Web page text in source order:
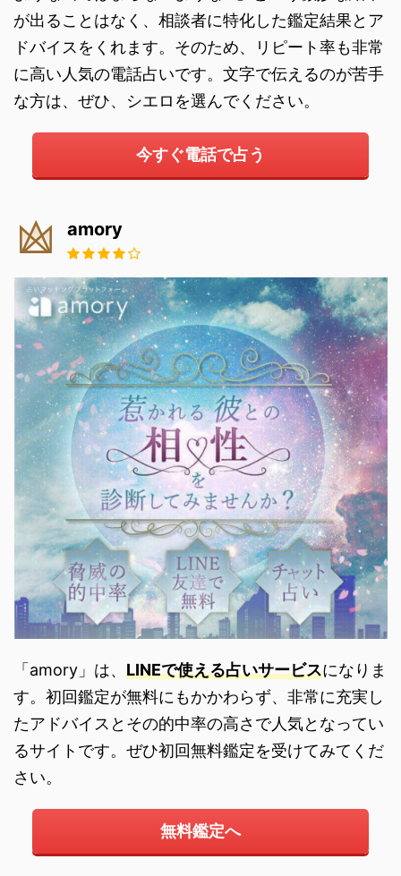
が出ることはなく、相談者に特化した鑑定結果とア
ドバイスをくれます。そのため、リピート率も非常
に高い人気の電話占いです。文字で伝えるのが苦手
な方は、ぜひ、シエロを選んでください。
今すぐ電話で占う
amory
「amory」は、 LINEで使える占いサービスになりま
す。初回鑑定が無料にもかかわらず、非常に充実し
たアドバイスとその的中率の高さで人気となってい
るサイトです。ぜひ初回無料鑑定を受けてみてくだ
さい。
無料鑑定へ